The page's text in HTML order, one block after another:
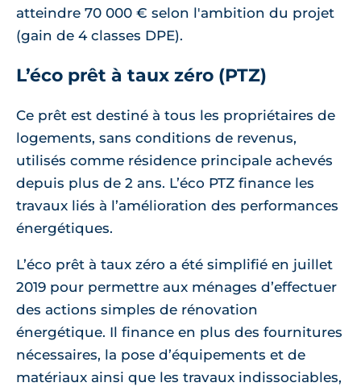
atteindre 70 000 € selon l'ambition du projet
(gain de 4 classes DPE).
L’éco prêt à taux zéro (PTZ)
Ce prêt est destiné à tous les propriétaires de
logements, sans conditions de revenus,
utilisés comme résidence principale achevés
depuis plus de 2 ans. L’éco PTZ finance les
travaux liés à l’amélioration des performances
énergétiques.
L’éco prêt à taux zéro a été simplifié en juillet
2019 pour permettre aux ménages d’effectuer
des actions simples de rénovation
énergétique. Il finance en plus des fournitures
nécessaires, la pose d’équipements et de
matériaux ainsi que les travaux indissociables,